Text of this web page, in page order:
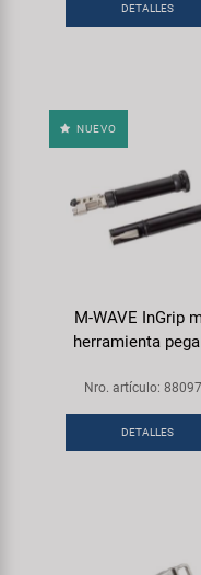
Transporte y
Todas las marcas
DETALLES
NUEVO
M-WAVE InGrip
herramienta
Nro. artículo:
DETALLES